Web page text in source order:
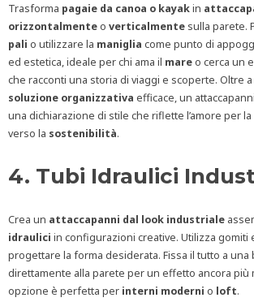
Trasforma pagaie da canoa o kayakin
orizzontalmenteo verticalmente sulla parete.
pali o utilizzare la maniglia come punto di
ed estetica, ideale per chi ama il mareo cerca un
che racconti una storia di viaggi e scoperte. Oltre
soluzione organizzativa efficace, un
una dichiarazione di stile che riflette l’amore per la
verso la sostenibilità.
4. Tubi Idraulici
Crea un attaccapanni dal look industriale
idraulici in configurazioni creative. Utilizza gomiti
progettare la forma desiderata. Fissa il tutto a una
direttamente alla parete per un effetto ancora più
opzione è perfetta per interni moderni o loft.